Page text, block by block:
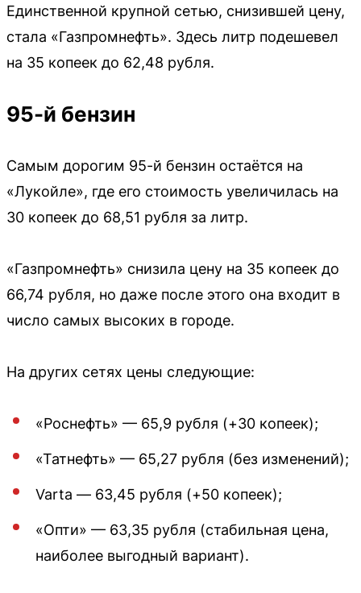
Единственной крупной сетью, снизившей цену,
стала «Газпромнефть». Здесь литр подешевел
на 35 копеек до 62,48 рубля.
95-й бензин
Самым дорогим 95-й бензин остаётся на
«Лукойле», где его стоимость увеличилась на
30 копеек до 68,51 рубля за литр.
«Газпромнефть» снизила цену на 35 копеек до
66,74 рубля, но даже после этого она входит в
число самых высоких в городе.
На других сетях цены следующие:
«Роснефть» — 65,9 рубля (+30 копеек);
«Татнефть» — 65,27 рубля (без изменений);
Varta — 63,45 рубля (+50 копеек);
«Опти» — 63,35 рубля (стабильная цена,
наиболее выгодный вариант).